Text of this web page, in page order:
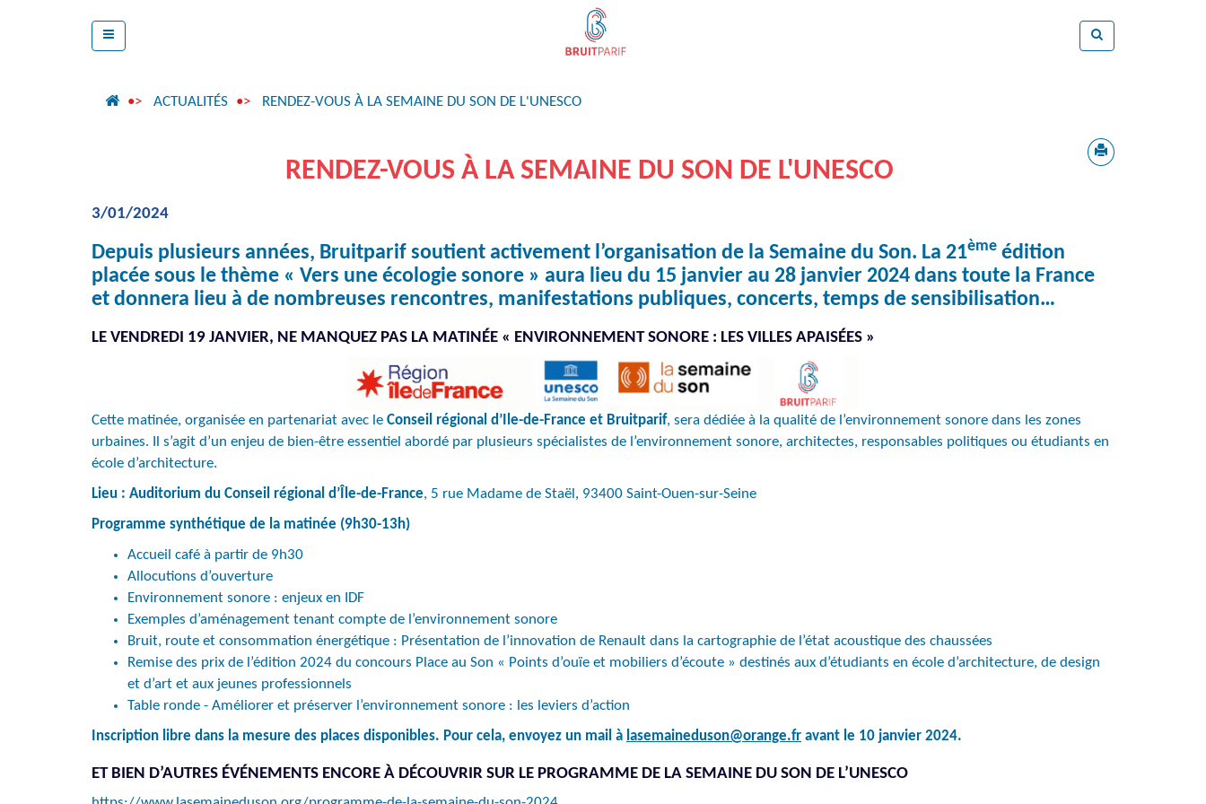
ACTUALITÉS RENDEZ-VOUS À LA SEMAINE DU SON DE L'UNESCO
RENDEZ-VOUS À LA SEMAINE DU SON DE L'UNESCO
3/01/2024
Depuis plusieurs années, Bruitparif soutient activement l’organisation de la Semaine du Son. La 21ème édition
placée sous le thème « Vers une écologie sonore » aura lieu du 15 janvier au 28 janvier 2024 dans toute la France
et donnera lieu à de nombreuses rencontres, manifestations publiques, concerts, temps de sensibilisation…
LE VENDREDI 19 JANVIER, NE MANQUEZ PAS LA MATINÉE « ENVIRONNEMENT SONORE : LES VILLES APAISÉES »
Cette matinée, organisée en partenariat avec le Conseil régional d’Ile-de-France et Bruitparif, sera dédiée à la qualité de l’environnement sonore dans les zones
urbaines. Il s’agit d’un enjeu de bien-être essentiel abordé par plusieurs spécialistes de l’environnement sonore, architectes, responsables politiques ou étudiants en
école d’architecture.
Lieu : Auditorium du Conseil régional d’Île-de-France, 5 rue Madame de Staël, 93400 Saint-Ouen-sur-Seine
Programme synthétique de la matinée (9h30-13h)
Accueil café à partir de 9h30
Allocutions d’ouverture
Environnement sonore : enjeux en IDF
Exemples d’aménagement tenant compte de l’environnement sonore
Bruit, route et consommation énergétique : Présentation de l’innovation de Renault dans la cartographie de l’état acoustique des chaussées
Remise des prix de l’édition 2024 du concours Place au Son « Points d’ouïe et mobiliers d’écoute » destinés aux d’étudiants en école d’architecture, de design
et d’art et aux jeunes professionnels
Table ronde - Améliorer et préserver l’environnement sonore : les leviers d’action
Inscription libre dans la mesure des places disponibles. Pour cela, envoyez un mail à lasemaineduson@orange.fr avant le 10 janvier 2024.
ET BIEN D’AUTRES ÉVÉNEMENTS ENCORE À DÉCOUVRIR SUR LE PROGRAMME DE LA SEMAINE DU SON DE L’UNESCO